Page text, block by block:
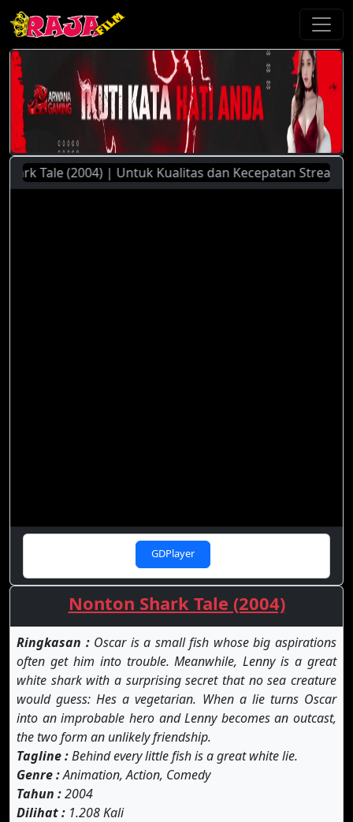
Tale (2004) | Untuk Kualitas dan Kecepatan
GDPlayer
Nonton Shark Tale (2004)
Ringkasan :Oscar is a small fish whose big aspirations
often get him into trouble. Meanwhile, Lenny is a great
white shark with a surprising secret that no sea creature
would guess: Hes a vegetarian. When a lie turns Oscar
into an improbable hero and Lenny becomes an outcast,
the two form an unlikely friendship.
Tagline :Behind every little fish is a great white lie.
Genre :Animation, Action, Comedy
Tahun :2004
Dilihat : 1.208 Kali